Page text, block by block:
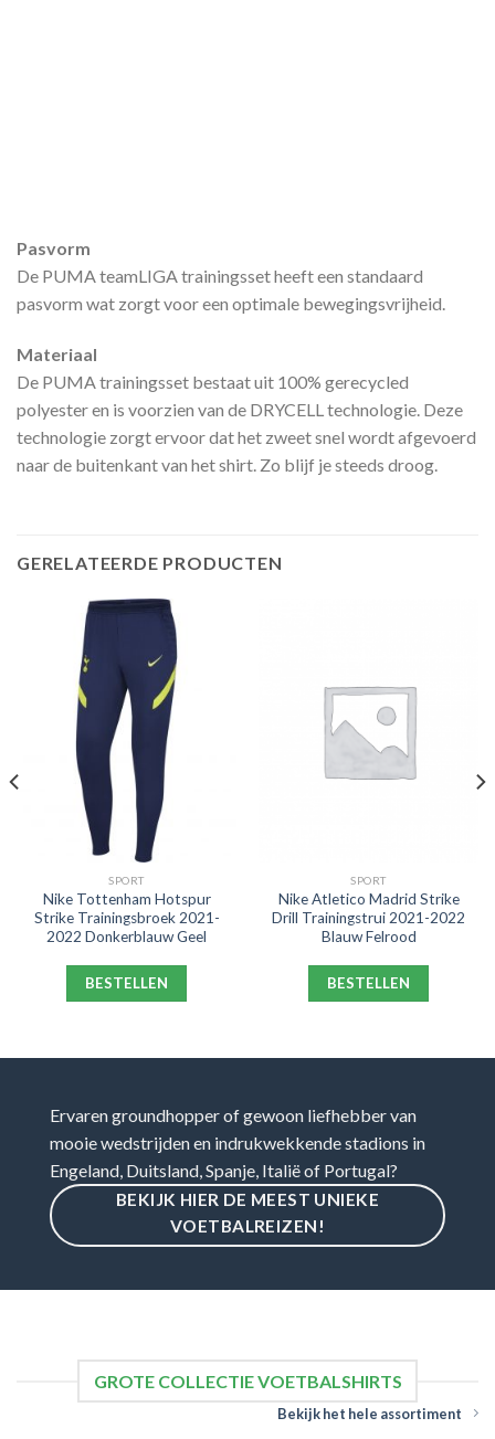
Pasvorm
De PUMA teamLIGA trainingsset heeft een standaard
pasvorm wat zorgt voor een optimale bewegingsvrijheid.
Materiaal
De PUMA trainingsset bestaat uit 100% gerecycled
polyester en is voorzien van de DRYCELL technologie. Deze
technologie zorgt ervoor dat het zweet snel wordt afgevoerd
naar de buitenkant van het shirt. Zo blijf je steeds droog.
GERELATEERDE PRODUCTEN
SPORT
Nike Tottenham Hotspur
Strike Trainingsbroek 2021-
2022 Donkerblauw Geel
BESTELLEN
SPORT
Nike Atletico Madrid Strike
Drill Trainingstrui 2021-2022
Blauw Felrood
BESTELLEN
Ervaren groundhopper of gewoon liefhebber van
mooie wedstrijden en indrukwekkende stadions in
Engeland, Duitsland, Spanje, Italië of Portugal?
BEKIJK HIER DE MEEST UNIEKE
VOETBALREIZEN!
GROTE COLLECTIE VOETBALSHIRTS
Bekijk het hele assortiment